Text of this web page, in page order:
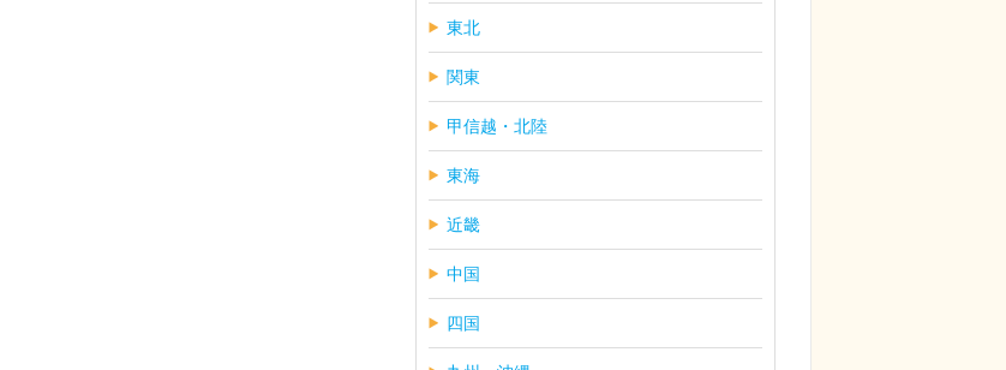
東北
関東
甲信越・北陸
東海
近畿
中国
四国